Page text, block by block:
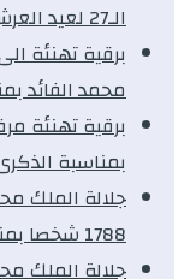
الـ27 لعيد العرش المجيد
برقية تهنئة
محمد الفائد
برقية تهنئة
بمناسبة
جلالة الملك
1788 شخصا بمناسبة عيد العرش المجيد
جلالة الملك